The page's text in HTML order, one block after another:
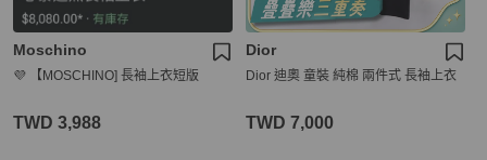
Moschino
💜 【MOSCHINO] 長袖上衣短版
TWD 3,988
Dior
Dior 迪奧 童裝 純棉 兩件式 長袖上衣
TWD 7,000